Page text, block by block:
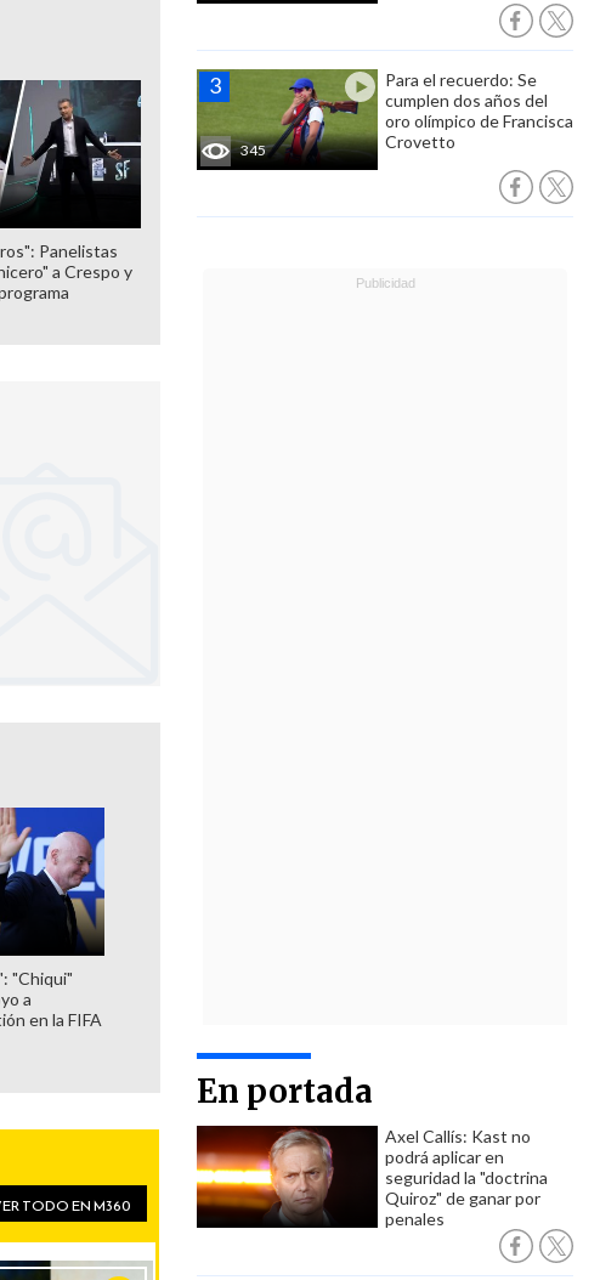
345
Para el recuerdo: Se
cumplen dos años del
oro olímpico de Francisca
Crovetto
En portada
Axel Callís: Kast no
podrá aplicar en
seguridad la "doctrina
Quiroz" de ganar por
penales
Panelistas
a Crespo y
"Chiqui"
a
en la FIFA